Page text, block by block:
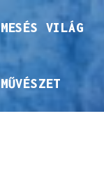
MESÉS VILÁG
MŰVÉSZET